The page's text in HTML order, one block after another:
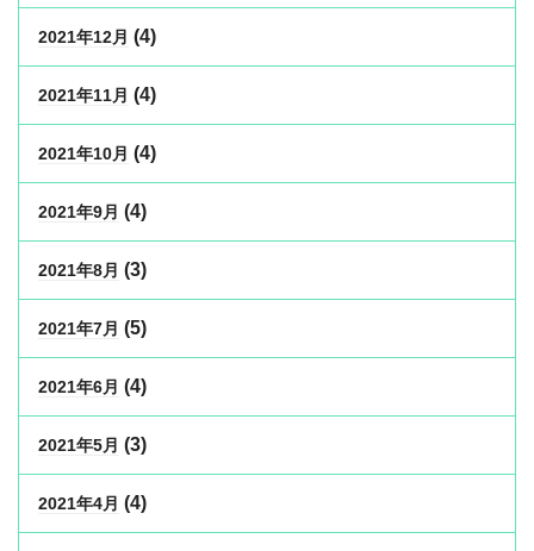
2021年12月 (4)
2021年11月 (4)
2021年10月 (4)
2021年9月 (4)
2021年8月 (3)
2021年7月 (5)
2021年6月 (4)
2021年5月 (3)
2021年4月 (4)